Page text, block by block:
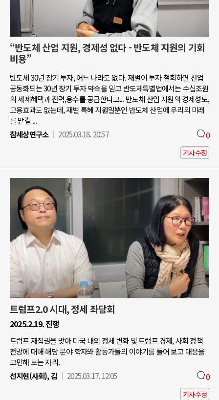
“반도체 산업 지원, 경제성 없다 - 반도체 지원의 기회
비용”
반도체 30년 장기 투자, 어느 나라도 없다. 재벌이 투자 철회하면 산업
공동화되는 30년 장기 투자 약속을 믿고 반도체특별법에서는 수십조원
의 세제혜택과 전력,용수를 공급한다고... 반도체 산업 지원의 경제성도,
고용효과도 없는데, 재벌 특혜 지원일뿐인 반도체 산업에 우리의 미래
를 맡길 ...
참세상연구소
2025.03.18. 20:57 0
기사수정
트럼프2.0 시대, 정세 좌담회
2025.2.19. 진행
트럼프 재집권을 맞아 미국 내외 정세 변화 및 트럼프 경제, 사회 정책
전망에 대해 해당 분야 학자와 활동가들의 이야기를 들어 보고 대응을
고민해 보는 자리.
선지현(사회), 김
2025.03.17. 12:05 0
기사수정